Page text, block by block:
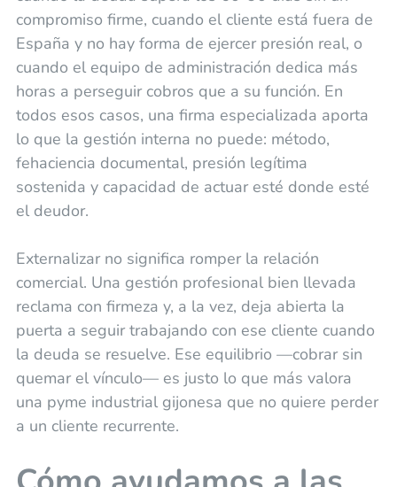
compromiso firme, cuando el cliente está fuera de
España y no hay forma de ejercer presión real, o
cuando el equipo de administración dedica más
horas a perseguir cobros que a su función. En
todos esos casos, una firma especializada aporta
lo que la gestión interna no puede: método,
fehaciencia documental, presión legítima
sostenida y capacidad de actuar esté donde esté
el deudor.
Externalizar no significa romper la relación
comercial. Una gestión profesional bien llevada
reclama con firmeza y, a la vez, deja abierta la
puerta a seguir trabajando con ese cliente cuando
la deuda se resuelve. Ese equilibrio —cobrar sin
quemar el vínculo— es justo lo que más valora
una pyme industrial gijonesa que no quiere perder
a un cliente recurrente.